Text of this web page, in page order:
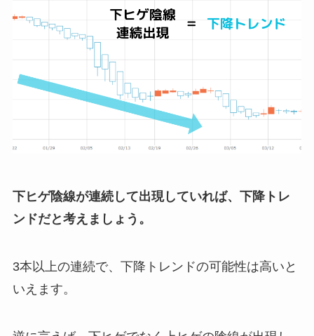
下ヒゲ陰線が連続して出現していれば、下降トレ
ンドだと考えましょう。
3本以上の連続で、下降トレンドの可能性は高いと
いえます。